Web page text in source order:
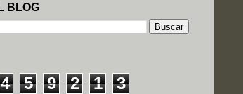
BLOG
4 5 9 2 1 3